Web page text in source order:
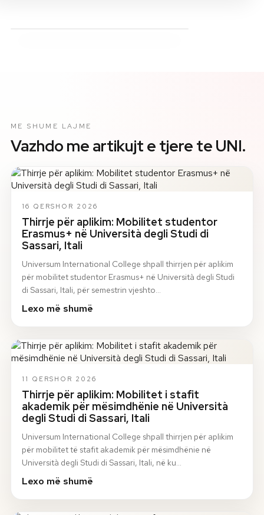
ME SHUME LAJME
Vazhdo me artikujt e tjere te UNI.
16 QERSHOR 2026
Thirrje për aplikim: Mobilitet studentor
Erasmus+ në Università degli Studi di
Sassari, Itali
Universum International College shpall thirrjen për aplikim
për mobilitet studentor Erasmus+ në Università degli Studi
di Sassari, Itali, për semestrin vjeshto…
Lexo më shumë
11 QERSHOR 2026
Thirrje për aplikim: Mobilitet i stafit
akademik për mësimdhënie në Università
degli Studi di Sassari, Itali
Universum International College shpall thirrjen për aplikim
për mobilitet të stafit akademik për mësimdhënie në
Università degli Studi di Sassari, Itali, në ku…
Lexo më shumë